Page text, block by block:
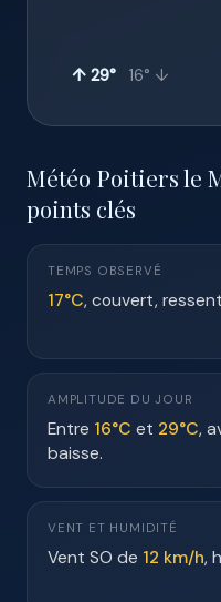
↑ 29° 16° ↓
Météo Poitiers le
points clés
TEMPS OBSERVÉ
17°C, couvert,
AMPLITUDE DU JOUR
Entre 16°C et 29°C,
baisse.
VENT ET HUMIDITÉ
Vent SO de 12 km/h,